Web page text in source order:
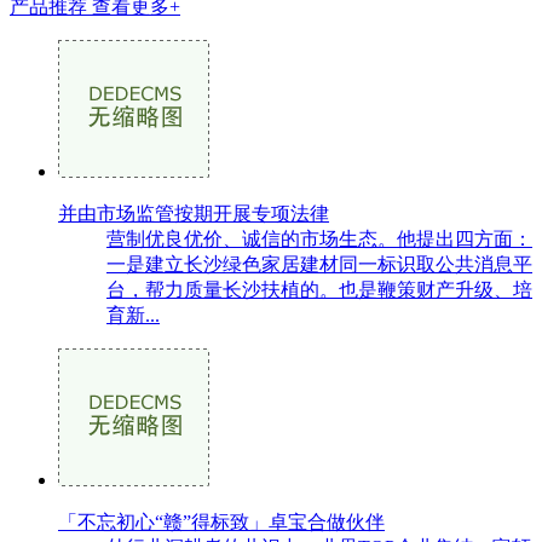
产品推荐 查看更多+
并由市场监管按期开展专项法律
营制优良优价、诚信的市场生态。他提出四方面：
一是建立长沙绿色家居建材同一标识取公共消息平
台，帮力质量长沙扶植的。也是鞭策财产升级、培
育新...
「不忘初心“赣”得标致」卓宝合做伙伴